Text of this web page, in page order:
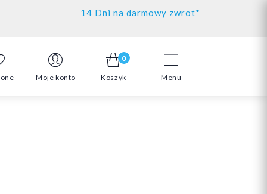
14 Dni na darmowy zwrot*
Menu
Moje konto
0
Koszyk